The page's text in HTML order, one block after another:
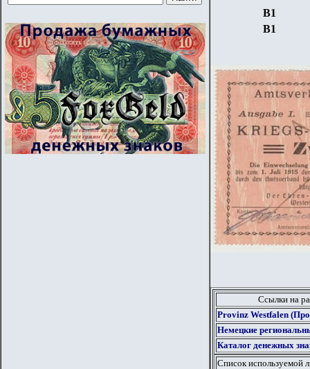
В1
В1
Ссылки на
Provinz Westfalen
Немецкие
Каталог денежных
Список используемой